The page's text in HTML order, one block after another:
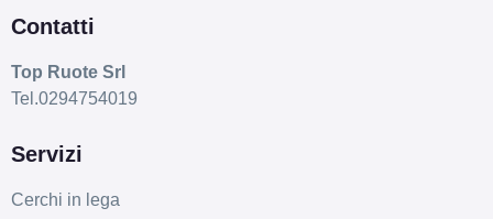
Contatti
Top Ruote Srl
Tel.0294754019
Servizi
Cerchi in lega